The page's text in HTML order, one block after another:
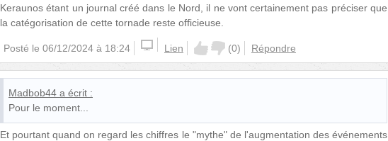
Keraunos étant un journal créé dans le Nord, il ne vont certainement pas préciser que
la catégorisation de cette tornade reste officieuse.
Posté le 06/12/2024 à 18:24 Lien (0) Répondre
Madbob44 a écrit :
Pour le moment...
Et pourtant quand on regard les chiffres le "mythe" de l'augmentation des événements